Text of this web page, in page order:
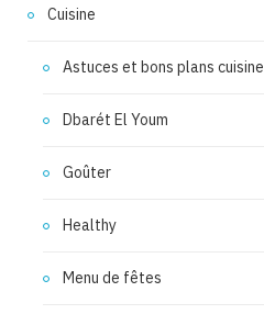
Cuisine
Astuces et bons plans cuisine
Dbarét El Youm
Goûter
Healthy
Menu de fêtes